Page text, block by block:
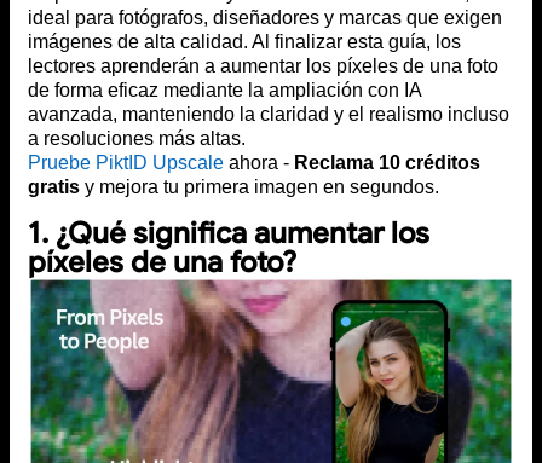
ideal para fotógrafos, diseñadores y marcas que exigen
imágenes de alta calidad. Al finalizar esta guía, los
lectores aprenderán a aumentar los píxeles de una foto
de forma eficaz mediante la ampliación con IA
avanzada, manteniendo la claridad y el realismo incluso
a resoluciones más altas.
Pruebe PiktID Upscale ahora - Reclama 10 créditos
gratis y mejora tu primera imagen en segundos.
1. ¿Qué significa aumentar los
píxeles de una foto?